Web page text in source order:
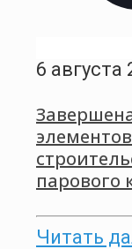
6 августа
парового
Читать